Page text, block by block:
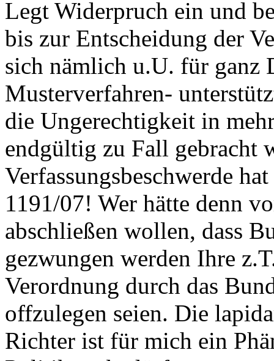
Legt Widerpruch ein und
bis zur Entscheidung der
sich nämlich u.U. für ganz
Musterverfahren-
die Ungerechtigkeit in
endgültig zu Fall gebracht
Verfassungsbeschwerde
1191/07! Wer hätte denn
abschließen wollen, dass
gezwungen werden Ihre
Verordnung durch das
offzulegen seien. Die
Richter ist für mich ein